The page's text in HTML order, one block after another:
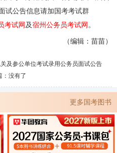
试公告信息请加国考考试群
考试网及宿州公务员考试网。
（编辑：苗苗）
及参公单位考试录用公务员面试公告
：没有了
更多国考图书